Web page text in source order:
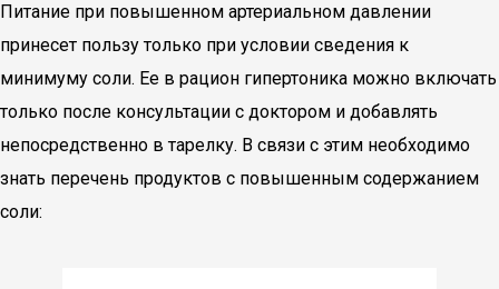
Питание при повышенном артериальном давлении
принесет пользу только при условии сведения к
минимуму соли. Ее в рацион гипертоника можно включать
только после консультации с доктором и добавлять
непосредственно в тарелку. В связи с этим необходимо
знать перечень продуктов с повышенным содержанием
соли: